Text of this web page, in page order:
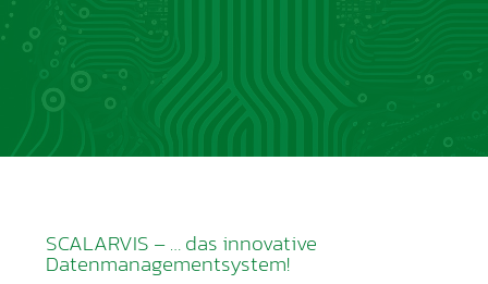
SCALARVIS – … das innovative
Datenmanagementsystem!